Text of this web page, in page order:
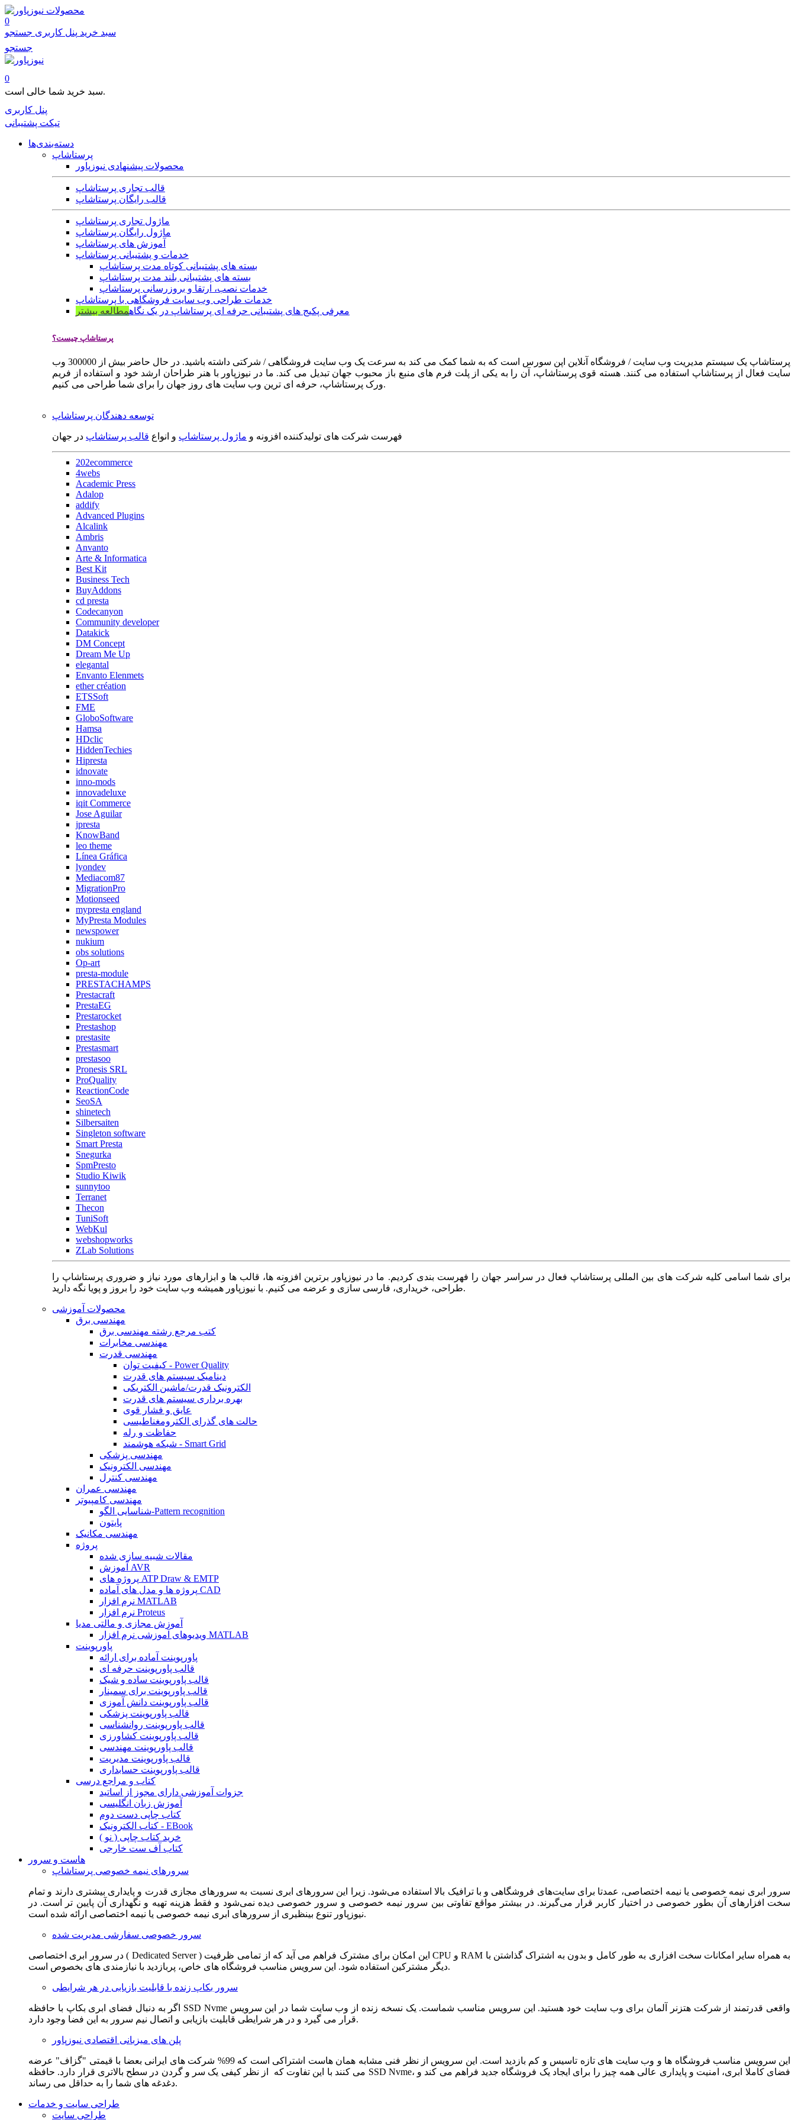
محصولات
0
سبد خرید پنل کاربری جستجو
جستجو
0
سبد خرید شما خالی است.
پنل کاربری
تیکت پشتیبانی
دسته‌بندی‌ها
پرستاشاپ
محصولات پیشنهادی نیوزپاور
قالب تجاری پرستاشاپ
قالب رایگان پرستاشاپ
ماژول تجاری پرستاشاپ
ماژول رایگان پرستاشاپ
آموزش های پرستاشاپ
خدمات و پشتیبانی پرستاشاپ
بسته های پشتیبانی کوتاه مدت پرستاشاپ
بسته های پشتیبانی بلند مدت پرستاشاپ
خدمات نصب، ارتقا و بروزرسانی پرستاشاپ
خدمات طراحی وب سایت فروشگاهی با پرستاشاپ
معرفی پکیج های پشتیبانی حرفه ای پرستاشاپ در یک نگاهمطالعه بیشتر
پرستاشاپ چیست؟
پرستاشاپ یک سیستم مدیریت وب سایت / فروشگاه آنلاین اپن سورس است که به شما کمک می کند به سرعت یک وب سایت فروشگاهی / شرکتی داشته باشید. در حال حاضر بیش از 300000 وب
سایت فعال از پرستاشاپ استفاده می کنند. هسته قوی پرستاشاپ، آن را به یکی از پلت فرم های منبع باز محبوب جهان تبدیل می کند. ما در نیوزپاور با هنر طراحان ارشد خود و استفاده از فریم
ورک پرستاشاپ، حرفه ای ترین وب سایت های روز جهان را برای شما طراحی می کنیم.
توسعه دهندگان پرستاشاپ
فهرست شرکت های تولیدکننده افزونه و ماژول پرستاشاپ و انواع قالب پرستاشاپ در جهان
202ecommerce
4webs
Academic Press
Adalop
addify
Advanced Plugins
Alcalink
Ambris
Anvanto
Arte & Informatica
Best Kit
Business Tech
BuyAddons
cd presta
Codecanyon
Community developer
Datakick
DM Concept
Dream Me Up
elegantal
Envanto Elenmets
ether création
ETSSoft
FME
GloboSoftware
Hamsa
HDclic
HiddenTechies
Hipresta
idnovate
inno-mods
innovadeluxe
iqit Commerce
Jose Aguilar
jpresta
KnowBand
leo theme
Línea Gráfica
lyondev
Mediacom87
MigrationPro
Motionseed
mypresta england
MyPresta Modules
newspower
nukium
obs solutions
Op-art
presta-module
PRESTACHAMPS
Prestacraft
PrestaEG
Prestarocket
Prestashop
prestasite
Prestasmart
prestasoo
Pronesis SRL
ProQuality
ReactionCode
SeoSA
shinetech
Silbersaiten
Singleton software
Smart Presta
Snegurka
SpmPresto
Studio Kiwik
sunnytoo
Terranet
Thecon
TuniSoft
WebKul
webshopworks
ZLab Solutions
برای شما اسامی کلیه شرکت های بین المللی پرستاشاپ فعال در سراسر جهان را فهرست بندی کردیم. ما در نیوزپاور برترین افزونه ها، قالب ها و ابزارهای مورد نیاز و ضروری پرستاشاپ را
طراحی، خریداری، فارسی سازی و عرضه می کنیم. با نیوزپاور همیشه وب سایت خود را بروز و پویا نگه دارید.
محصولات آموزشی
مهندسی برق
کتب مرجع رشته مهندسی برق
مهندسی مخابرات
مهندسی قدرت
کیفیت توان - Power Quality
دینامیک سیستم های قدرت
الکترونیک قدرت/ماشین الکتریکی
بهره برداری سیستم های قدرت
عایق و فشار قوی
حالت های گذرای الکترومغناطیسی
حفاظت و رله
شبکه هوشمند - Smart Grid
مهندسی پزشکی
مهندسی الکترونیک
مهندسی کنترل
مهندسی عمران
مهندسی کامپیوتر
شناسایی الگو-Pattern recognition
پایتون
مهندسی مکانیک
پروژه
مقالات شبیه سازی شده
آموزش AVR
پروژه های ATP Draw & EMTP
پروژه ها و مدل های آماده CAD
نرم افزار MATLAB
نرم افزار Proteus
آموزش مجازی و مالتی مدیا
ویدیوهای آموزشی نرم افزار MATLAB
پاورپوینت
پاورپوینت آماده برای ارائه
قالب پاورپوینت حرفه ای
قالب پاورپوینت ساده و شیک
قالب پاورپوینت برای سمینار
قالب پاورپوینت دانش آموزی
قالب پاورپوینت پزشکی
قالب پاورپوینت روانشناسی
قالب پاورپوینت کشاورزی
قالب پاورپوینت مهندسی
قالب پاورپوینت مدیریت
قالب پاورپوینت حسابداری
کتاب و مراجع درسی
جزوات آموزشی دارای مجوز از اساتید
آموزش زبان انگلیسی
کتاب چاپی دست دوم
کتاب الکترونیک - EBook
خرید کتاب چاپی ( نو )
کتاب آف ست خارجی
هاست و سرور
سرورهای نیمه خصوصی پرستاشاپ
سرور ابری نیمه خصوصی یا نیمه اختصاصی، عمدتا برای سایت‌های فروشگاهی و با ترافیک بالا استفاده می‌شود. زیرا این سرورهای ابری نسبت به سرورهای مجازی قدرت و پایداری بیشتری دارند و تمام
سخت افزارهای آن بطور خصوصی در اختیار کاربر قرار می‌گیرند. در بیشتر مواقع تفاوتی بین سرور نیمه خصوصی و سرور خصوصی دیده نمی‌شود و فقط هزینه تهیه و نگهداری آن پایین تر است. در
نیوزپاور تنوع بینظیری از سرورهای ابری نیمه خصوصی یا نیمه اختصاصی ارائه شده است.
سرور خصوصی سفارشی مدیریت شده
در سرور ابری اختصاصی ( Dedicated Server ) این امکان برای مشترک فراهم می آید که از تمامی ظرفیت CPU و RAM به همراه سایر امکانات سخت افزاری به طور کامل و بدون به اشتراک گذاشتن با
دیگر مشترکین استفاده شود. این سرویس مناسب فروشگاه های خاص، پربازدید با نیازمندی های بخصوص است.
سرور بکاپ زنده با قابلیت بازیابی در هر شرایطی
اگر به دنبال فضای ابری بکاپ با حافظه SSD Nvme واقعی قدرتمند از شرکت هتزنر آلمان برای وب سایت خود هستید. این سرویس مناسب شماست. یک نسخه زنده از وب سایت شما در این سرویس
قرار می گیرد و در هر شرایطی قابلیت بازیابی و اتصال نیم سرور به این فضا وجود دارد.
پلن های میزبانی اقتصادی نیوزپاور
این سرویس مناسب فروشگاه ها و وب سایت های تازه تاسیس و کم بازدید است. این سرویس از نظر فنی مشابه همان هاست اشتراکی است که 99% شرکت های ایرانی بعضا با قیمتی "گزاف" عرضه
می کنند با این تفاوت که از نظر کیفی یک سر و گردن در سطح بالاتری قرار دارد. حافظه SSD Nvme، فضای کاملا ابری، امنیت و پایداری عالی همه چیز را برای ایجاد یک فروشگاه جدید فراهم می کند و
دغدغه های شما را به حداقل می رساند.
طراحی سایت و خدمات
طراحی سایت